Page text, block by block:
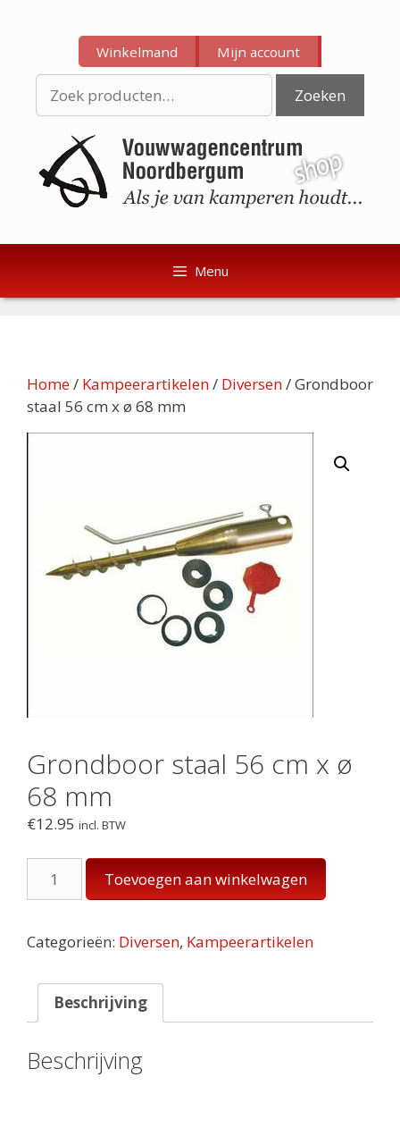
inhoud
inhoud
Winkelmand Mijn account
naar:
Zoeken
Menu
Home/ Kampeerartikelen/ Diversen/ Grondboor
staal 56 cm x ø 68 mm
Grondboor staal 56 cm x ø
68 mm
€12.95 incl. BTW
Grondboor
staal
cm
mm
Toevoegen aan winkelwagen
Categorieën: Diversen, Kampeerartikelen
Beschrijving
Beschrijving